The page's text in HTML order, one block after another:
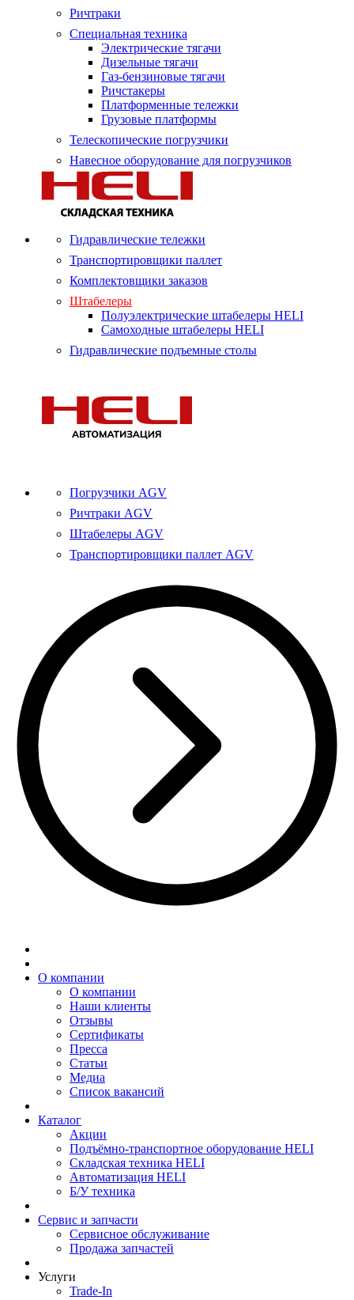
Ричтраки
Специальная техника
Электрические тягачи
Дизельные тягачи
Газ-бензиновые тягачи
Ричстакеры
Платформенные тележки
Грузовые платформы
Телескопические погрузчики
Навесное оборудование для погрузчиков
Гидравлические тележки
Транспортировщики паллет
Комплектовщики заказов
Штабелеры
Полуэлектрические штабелеры HELI
Самоходные штабелеры HELI
Гидравлические подъемные столы
Погрузчики AGV
Ричтраки AGV
Штабелеры AGV
Транспортировщики паллет AGV
О компании
О компании
Наши клиенты
Отзывы
Сертификаты
Пресса
Статьи
Медиа
Список вакансий
Каталог
Акции
Подъёмно-транспортное оборудование HELI
Складская техника HELI
Автоматизация HELI
Б/У техника
Сервис и запчасти
Сервисное обслуживание
Продажа запчастей
Услуги
Trade-In